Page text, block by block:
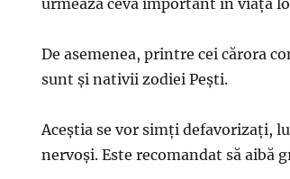
urmează ceva important în viața
De asemenea, printre cei cărora
sunt și nativii zodiei Pești.
Aceștia se vor simți defavorizați,
nervoși. Este recomandat să aibă